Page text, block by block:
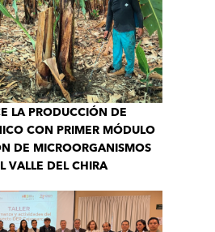
LA PRODUCCIÓN DE
CON PRIMER MÓDULO
DE MICROORGANISMOS
VALLE DEL CHIRA